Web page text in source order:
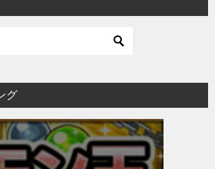
グ